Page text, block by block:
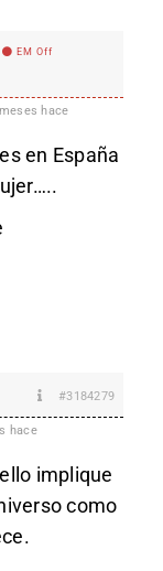
EM Off
hace
en España
#3184279
hace
implique
como